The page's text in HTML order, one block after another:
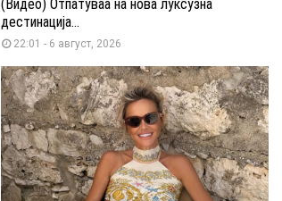
(Видео) Отпатуваа на нова луксузна
дестинација...
22:01 - 6 август, 2026